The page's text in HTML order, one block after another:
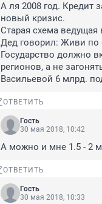
А ля 2008 год. Кредит
новый кризис.
Старая схема ведущая
Дед говорил: Живи по
Государство должно
регионов, а не
Васильевой 6 млрд.
ОТВЕТИТЬ
Гость
30 мая 2018, 10:42
А можно и мне 1.5 - 2
ОТВЕТИТЬ
Гость
30 мая 2018, 10:33